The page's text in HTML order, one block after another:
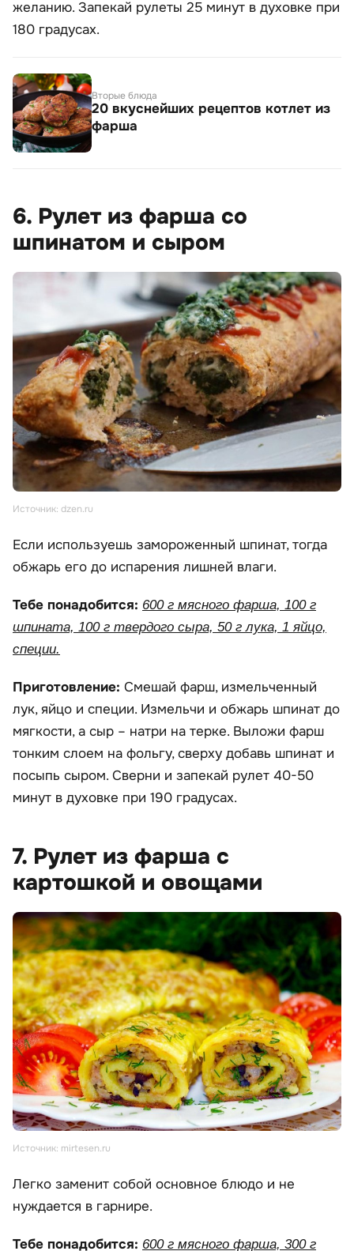
желанию. Запекай рулеты 25 минут в духовке при
180 градусах.
Вторые блюда
20 вкуснейших рецептов котлет из
фарша
6. Рулет из фарша со
шпинатом и сыром
Источник: dzen.ru
Если используешь замороженный шпинат, тогда
обжарь его до испарения лишней влаги.
Тебе понадобится: 600 г мясного фарша, 100 г
шпината, 100 г твердого сыра, 50 г лука, 1 яйцо,
специи.
Приготовление: Смешай фарш, измельченный
лук, яйцо и специи. Измельчи и обжарь шпинат до
мягкости, а сыр – натри на терке. Выложи фарш
тонким слоем на фольгу, сверху добавь шпинат и
посыпь сыром. Сверни и запекай рулет 40-50
минут в духовке при 190 градусах.
7. Рулет из фарша с
картошкой и овощами
Источник: mirtesen.ru
Легко заменит собой основное блюдо и не
нуждается в гарнире.
Тебе понадобится: 600 г мясного фарша, 300 г